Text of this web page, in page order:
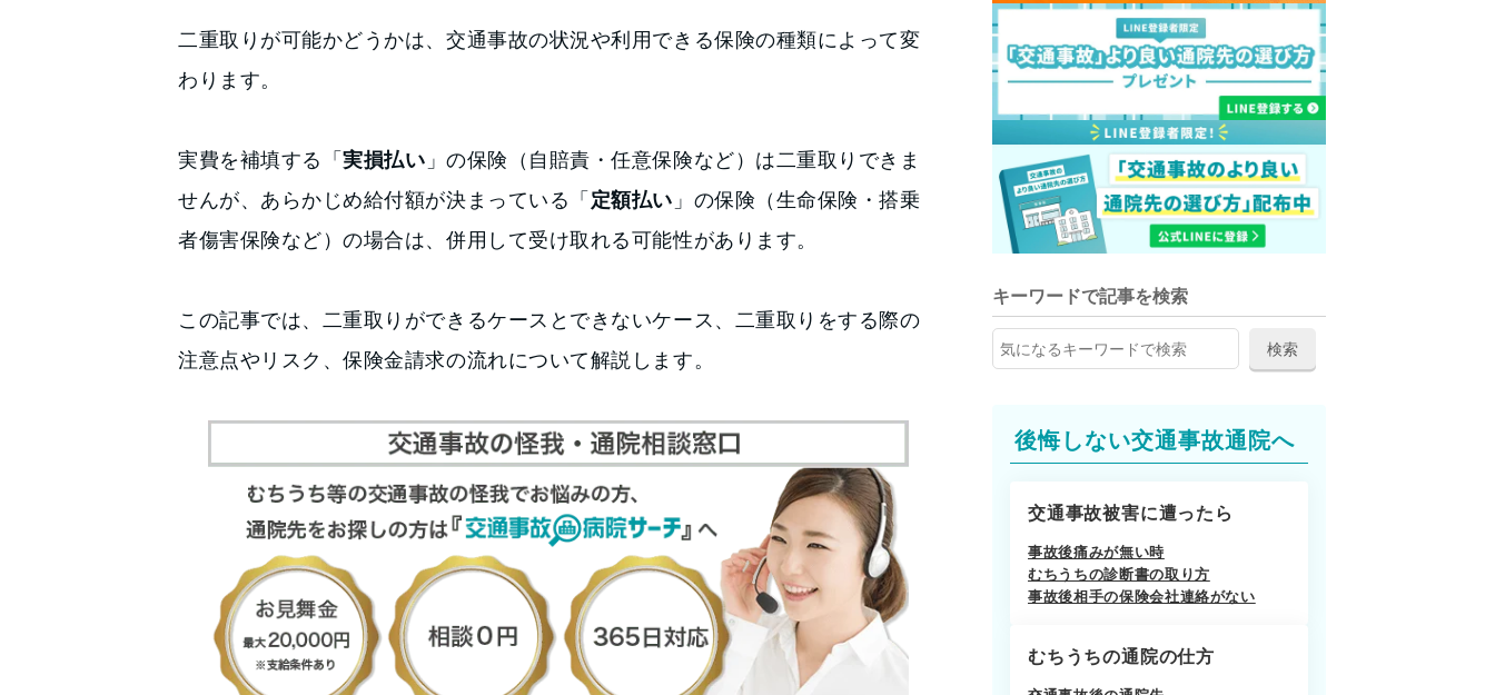
二重取りが可能かどうかは、交通事故の状況や利用できる保険の種類によって変
わります。
実費を補填する「実損払い 」の保険（自賠責・任意保険など）は二重取りできま
せんが、あらかじめ給付額が決まっている「 定額払い 」の保険（生命保険・搭乗
者傷害保険など）の場合は、併用して受け取れる可能性があります。
この記事では、二重取りができるケースとできないケース、二重取りをする際の
注意点やリスク、保険金請求の流れについて解説します。
キーワードで記事を検索
後悔しない交通事故通院へ
交通事故被害に遭ったら
事故後痛みが無い時
むちうちの診断書の取り方
事故後相手の保険会社連絡がない
むちうちの通院の仕方